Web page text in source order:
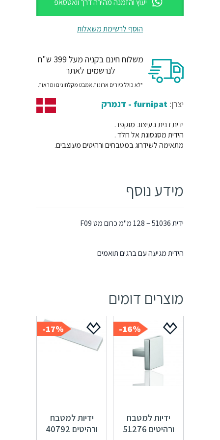
הוסף לרשימת משאלות
משלוח חינם בקניה מעל 399 ש"ח
לנרשמים לאתר
*לא כולל כיורים ארונות אמבט מקלחונים ומראות
יצרן: furnipat - דנמרק
ידית דנית בעיצוב מוקפד.
הידית מסגסוגת אל חלד .
מתאימה לשידרוג במטבחים ורהיטים מעוצבים.
מידע נוסף
ידית 51036 – 128 מ"מ כרום מט F09
הידית מגיעה עם ברגים תואמים
מוצרים דומים
16%-
ידיות למטבח
ורהיטים 51276
17%-
ידיות למטבח
ורהיטים 40792